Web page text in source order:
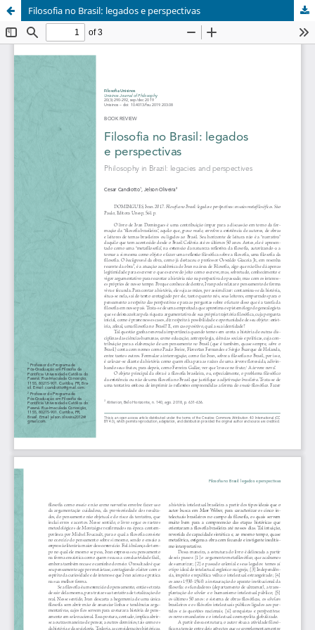
Filosofia no Brasil: legados e perspectivas